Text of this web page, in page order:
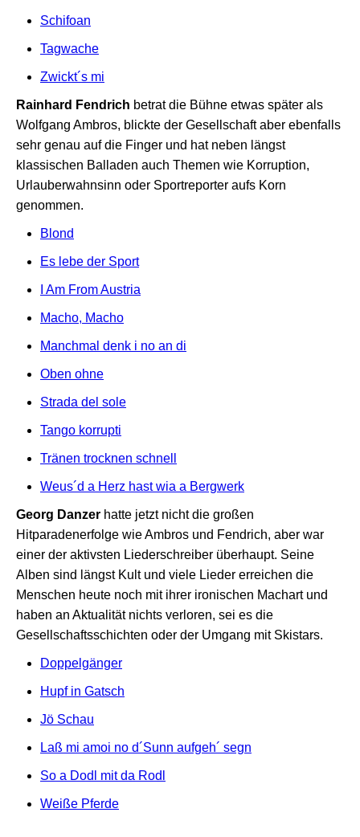
Schifoan
Tagwache
Zwickt´s mi
Rainhard Fendrich betrat die Bühne etwas später als
Wolfgang Ambros, blickte der Gesellschaft aber ebenfalls
sehr genau auf die Finger und hat neben längst
klassischen Balladen auch Themen wie Korruption,
Urlauberwahnsinn oder Sportreporter aufs Korn
genommen.
Blond
Es lebe der Sport
I Am From Austria
Macho, Macho
Manchmal denk i no an di
Oben ohne
Strada del sole
Tango korrupti
Tränen trocknen schnell
Weus´d a Herz hast wia a Bergwerk
Georg Danzer hatte jetzt nicht die großen
Hitparadenerfolge wie Ambros und Fendrich, aber war
einer der aktivsten Liederschreiber überhaupt. Seine
Alben sind längst Kult und viele Lieder erreichen die
Menschen heute noch mit ihrer ironischen Machart und
haben an Aktualität nichts verloren, sei es die
Gesellschaftsschichten oder der Umgang mit Skistars.
Doppelgänger
Hupf in Gatsch
Jö Schau
Laß mi amoi no d´Sunn aufgeh´ segn
So a Dodl mit da Rodl
Weiße Pferde